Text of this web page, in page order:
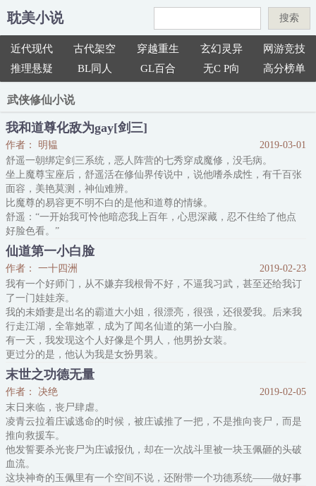
耽美小说 搜索
近代现代 古代架空 穿越重生 玄幻灵异
网游竞技
推理悬疑
BL同人 GL百合 无C P向 高分榜单
武侠修仙小说
我和道尊化敌为gay[剑三]
作者： 明韫
2019-03-01
舒遥一朝绑定剑三系统，恶人阵营的七秀穿成魔修，没毛病。
坐上魔尊宝座后，舒遥活在修仙界传说中，说他嗜杀成性，有千百张
面容，美艳莫测，神仙难辨。
比魔尊的易容更不明不白的是他和道尊的情缘。
舒遥：“一开始我可怜他暗恋我上百年，心思深藏，忍不住给了他点
好脸色看。”
“后来他发现我是个好人，感念我暗恋他许多年，苦苦追寻，忍不住
和我结为道侣。”
这大概就是良缘天定。
卫珩：“我曾经深恨人为七情六欲所役，构成世道污浊。”
“后来遇上他，甘受驱使，俯首称臣。”
一个攻受互相误会对方暗恋自己最后弄假成真
仙道第一小白脸
作者： 一十四洲
2019-02-23
我有一个好师门，从不嫌弃我根骨不好，不逼我习武，甚至还给我订
了一门娃娃亲。
我的未婚妻是出名的霸道大小姐，很漂亮，很强，还很爱我。后来我
行走江湖，全靠她罩，成为了闻名仙道的第一小白脸。
有一天，我发现这个人好像是个男人，他男扮女装。
更过分的是，他认为我是女扮男装。
我肝肠寸断：“兄弟，你把我的未婚妻弄到哪里去了？”
他心如刀绞：“兄弟，你又把我的未婚妻弄到哪里去了？”
江湖真是太浑浊。我就是饿死，死外边，从这里跳下去，也不会再吃
他一口软饭。
——真香。
[食用指南]
1.第三人称，修
末世之功德无量
作者： 决绝
2019-02-05
末日来临，丧尸肆虐。
凌青云拉着庄诚逃命的时候，被庄诚推了一把，不是推向丧尸，而是
推向救援车。
他发誓要杀光丧尸为庄诚报仇，却在一次战斗里被一块玉佩砸的头破
血流。
这块神奇的玉佩里有一个空间不说，还附带一个功德系统——做好事